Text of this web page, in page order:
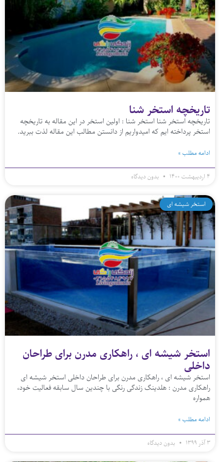
تاریخچه استخر شنا
تاریخچه استخر شنا استخر شنا : اولین استخر در این مقاله به تاریخچه
استخر پرداخته ایم که امیدواریم از دانستن مطالب این مقاله لذت ببرید.
ادامه مطلب »
۴ اردیبهشت ۱۴۰۰ بدون دیدگاه
استخر شیشه ای
استخر شیشه‌ ای ، راهکاری مدرن برای طراحان
داخلی
استخر شیشه‌ ای ، راهکاری مدرن برای طراحان داخلی استخر شیشه ای
راهکاری مدرن : هلدینگ زندگی رنگی با چندین سال سابقه فعالیت خود،
همواره
ادامه مطلب »
۳ آذر ۱۳۹۹ بدون دیدگاه